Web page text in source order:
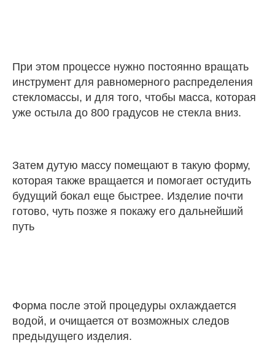
При этом процессе нужно постоянно вращать
инструмент для равномерного распределения
стекломассы, и для того, чтобы масса, которая
уже остыла до 800 градусов не стекла вниз.
Затем дутую массу помещают в такую форму,
которая также вращается и помогает остудить
будущий бокал еще быстрее. Изделие почти
готово, чуть позже я покажу его дальнейший
путь
Форма после этой процедуры охлаждается
водой, и очищается от возможных следов
предыдущего изделия.